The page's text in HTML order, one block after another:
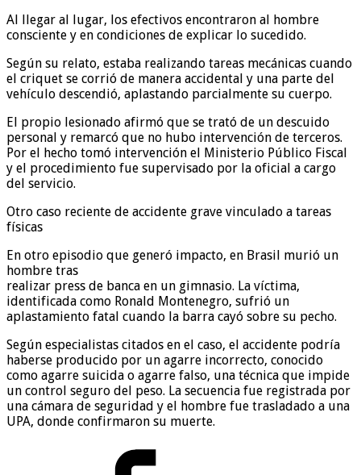
Al llegar al lugar, los efectivos encontraron al hombre
consciente y en condiciones de explicar lo sucedido.
Según su relato, estaba realizando tareas mecánicas cuando
el criquet se corrió de manera accidental y una parte del
vehículo descendió, aplastando parcialmente su cuerpo.
El propio lesionado afirmó que se trató de un descuido
personal y remarcó que no hubo intervención de terceros.
Por el hecho tomó intervención el Ministerio Público Fiscal
y el procedimiento fue supervisado por la oficial a cargo
del servicio.
Otro caso reciente de accidente grave vinculado a tareas
físicas
En otro episodio que generó impacto, en Brasil murió un
hombre tras
realizar press de banca en un gimnasio. La víctima,
identificada como Ronald Montenegro, sufrió un
aplastamiento fatal cuando la barra cayó sobre su pecho.
Según especialistas citados en el caso, el accidente podría
haberse producido por un agarre incorrecto, conocido
como agarre suicida o agarre falso, una técnica que impide
un control seguro del peso. La secuencia fue registrada por
una cámara de seguridad y el hombre fue trasladado a una
UPA, donde confirmaron su muerte.